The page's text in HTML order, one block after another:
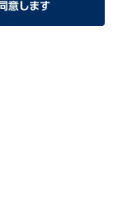
同意します